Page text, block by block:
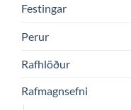
Festingar
Perur
Rafhlöður
Rafmagnsefni